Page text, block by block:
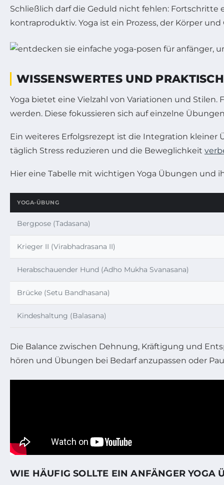
Schließlich darf die Geduld nicht fehlen:
kontraproduktiv. Yoga ist ein Prozess, der Körper
WISSENSWERTES UND
Yoga bietet eine Vielzahl von Variationen und
werden. Diese fokussieren sich auf einzelne
Ein weiteres Erfolgsrezept ist die Integration kleiner
täglich Stress reduzieren und die Beweglichkeit
Hier eine Tabelle mit wichtigen Yoga Übungen und
YOGA-ÜBUNG
Bergpose (Tadasana)
Krieger II (Virabhadrasana II)
Herabschauender Hund (Adho Mukha Svanasana)
Brücke (Setu Bandhasana)
Kindeshaltung (Balasana)
Die Balance zwischen Dehnung, Kräftigung und
hören und Übungen bei Bedarf anzupassen oder
WIE HÄUFIG SOLLTE EIN ANFÄNGER YOGA